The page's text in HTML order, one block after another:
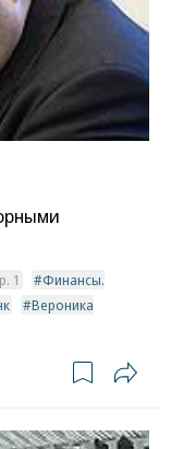
1
Финансы.
Вероника